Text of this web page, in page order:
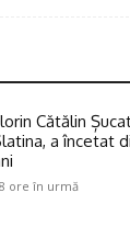
Cătălin
a încetat
ore în urmă